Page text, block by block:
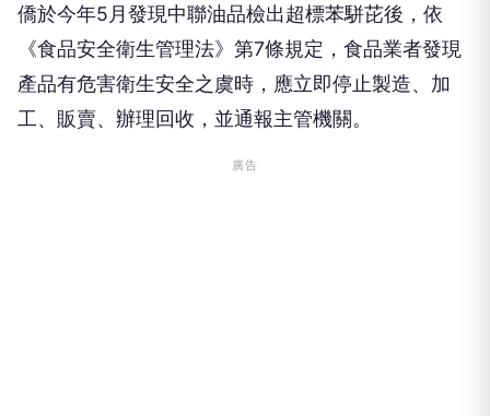
僑於今年5月發現中聯油品檢出超標苯駢芘後，依
《食品安全衛生管理法》第7條規定，食品業者發現
產品有危害衛生安全之虞時，應立即停止製造、加
工、販賣、辦理回收，並通報主管機關。
廣告